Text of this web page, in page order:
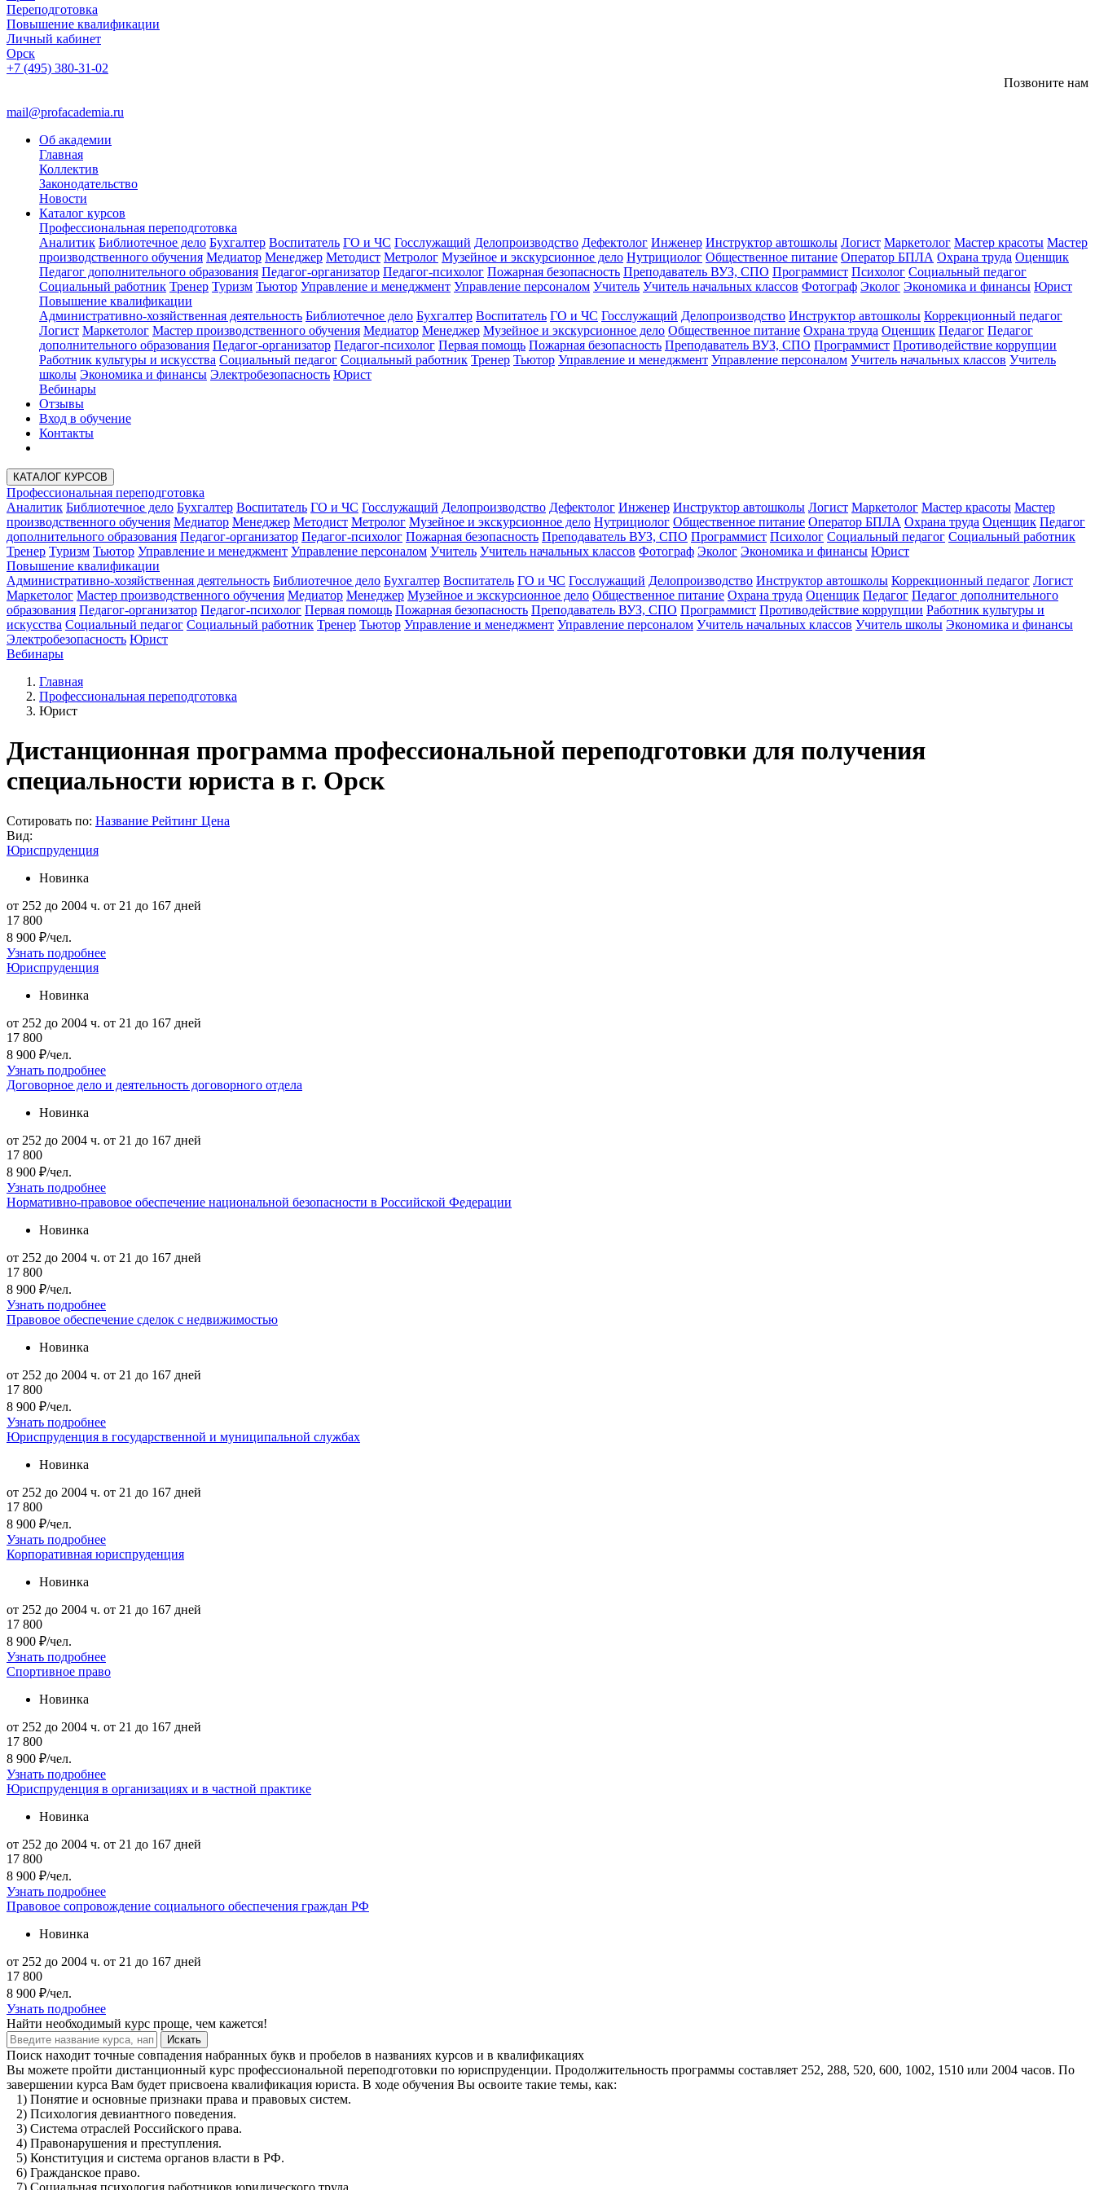
Переподготовка
Повышение квалификации
Личный кабинет
Орск
+7 (495) 380-31-02
Позвоните нам
mail@profacademia.ru
Об академии
Главная
Коллектив
Законодательство
Новости
Каталог курсов
Профессиональная переподготовка
Аналитик Библиотечное дело Бухгалтер Воспитатель ГО и ЧС Госслужащий Делопроизводство Дефектолог Инженер Инструктор автошколы Логист Маркетолог Мастер красоты Мастер
производственного обучения Медиатор Менеджер Методист Метролог Музейное и экскурсионное дело Нутрициолог Общественное питание Оператор БПЛА Охрана труда Оценщик
Педагог дополнительного образования Педагог-организатор Педагог-психолог Пожарная безопасность Преподаватель ВУЗ, СПО Программист Психолог Социальный педагог
Социальный работник Тренер Туризм Тьютор Управление и менеджмент Управление персоналом Учитель Учитель начальных классов Фотограф Эколог Экономика и финансы Юрист
Повышение квалификации
Административно-хозяйственная деятельность Библиотечное дело Бухгалтер Воспитатель ГО и ЧС Госслужащий Делопроизводство Инструктор автошколы Коррекционный педагог
Логист Маркетолог Мастер производственного обучения Медиатор Менеджер Музейное и экскурсионное дело Общественное питание Охрана труда Оценщик Педагог Педагог
дополнительного образования Педагог-организатор Педагог-психолог Первая помощь Пожарная безопасность Преподаватель ВУЗ, СПО Программист Противодействие коррупции
Работник культуры и искусства Социальный педагог Социальный работник Тренер Тьютор Управление и менеджмент Управление персоналом Учитель начальных классов Учитель
школы Экономика и финансы Электробезопасность Юрист
Вебинары
Отзывы
Вход в обучение
Контакты
КАТАЛОГ КУРСОВ
Профессиональная переподготовка
Аналитик Библиотечное дело Бухгалтер Воспитатель ГО и ЧС Госслужащий Делопроизводство Дефектолог Инженер Инструктор автошколы Логист Маркетолог Мастер красоты Мастер
производственного обучения Медиатор Менеджер Методист Метролог Музейное и экскурсионное дело Нутрициолог Общественное питание Оператор БПЛА Охрана труда Оценщик Педагог
дополнительного образования Педагог-организатор Педагог-психолог Пожарная безопасность Преподаватель ВУЗ, СПО Программист Психолог Социальный педагог Социальный работник
Тренер Туризм Тьютор Управление и менеджмент Управление персоналом Учитель Учитель начальных классов Фотограф Эколог Экономика и финансы Юрист
Повышение квалификации
Административно-хозяйственная деятельность Библиотечное дело Бухгалтер Воспитатель ГО и ЧС Госслужащий Делопроизводство Инструктор автошколы Коррекционный педагог Логист
Маркетолог Мастер производственного обучения Медиатор Менеджер Музейное и экскурсионное дело Общественное питание Охрана труда Оценщик Педагог Педагог дополнительного
образования Педагог-организатор Педагог-психолог Первая помощь Пожарная безопасность Преподаватель ВУЗ, СПО Программист Противодействие коррупции Работник культуры и
искусства Социальный педагог Социальный работник Тренер Тьютор Управление и менеджмент Управление персоналом Учитель начальных классов Учитель школы Экономика и финансы
Электробезопасность Юрист
Вебинары
Главная
Профессиональная переподготовка
Юрист
Дистанционная программа профессиональной переподготовки для получения
специальности юриста в г. Орск
Сотировать по: Название Рейтинг Цена
Вид:
Юриспруденция
Новинка
от 252 до 2004 ч. от 21 до 167 дней
17 800
8 900 ₽/чел.
Узнать подробнее
Юриспруденция
Новинка
от 252 до 2004 ч. от 21 до 167 дней
17 800
8 900 ₽/чел.
Узнать подробнее
Договорное дело и деятельность договорного отдела
Новинка
от 252 до 2004 ч. от 21 до 167 дней
17 800
8 900 ₽/чел.
Узнать подробнее
Нормативно-правовое обеспечение национальной безопасности в Российской Федерации
Новинка
от 252 до 2004 ч. от 21 до 167 дней
17 800
8 900 ₽/чел.
Узнать подробнее
Правовое обеспечение сделок с недвижимостью
Новинка
от 252 до 2004 ч. от 21 до 167 дней
17 800
8 900 ₽/чел.
Узнать подробнее
Юриспруденция в государственной и муниципальной службах
Новинка
от 252 до 2004 ч. от 21 до 167 дней
17 800
8 900 ₽/чел.
Узнать подробнее
Корпоративная юриспруденция
Новинка
от 252 до 2004 ч. от 21 до 167 дней
17 800
8 900 ₽/чел.
Узнать подробнее
Спортивное право
Новинка
от 252 до 2004 ч. от 21 до 167 дней
17 800
8 900 ₽/чел.
Узнать подробнее
Юриспруденция в организациях и в частной практике
Новинка
от 252 до 2004 ч. от 21 до 167 дней
17 800
8 900 ₽/чел.
Узнать подробнее
Правовое сопровождение социального обеспечения граждан РФ
Новинка
от 252 до 2004 ч. от 21 до 167 дней
17 800
8 900 ₽/чел.
Узнать подробнее
Найти необходимый курс проще, чем кажется!
Искать
Поиск находит точные совпадения набранных букв и пробелов в названиях курсов и в квалификациях
Вы можете пройти дистанционный курс профессиональной переподготовки по юриспруденции. Продолжительность программы составляет 252, 288, 520, 600, 1002, 1510 или 2004 часов. По
завершении курса Вам будет присвоена квалификация юриста. В ходе обучения Вы освоите такие темы, как:
1) Понятие и основные признаки права и правовых систем.
2) Психология девиантного поведения.
3) Система отраслей Российского права.
4) Правонарушения и преступления.
5) Конституция и система органов власти в РФ.
6) Гражданское право.
7) Социальная психология работников юридического труда.